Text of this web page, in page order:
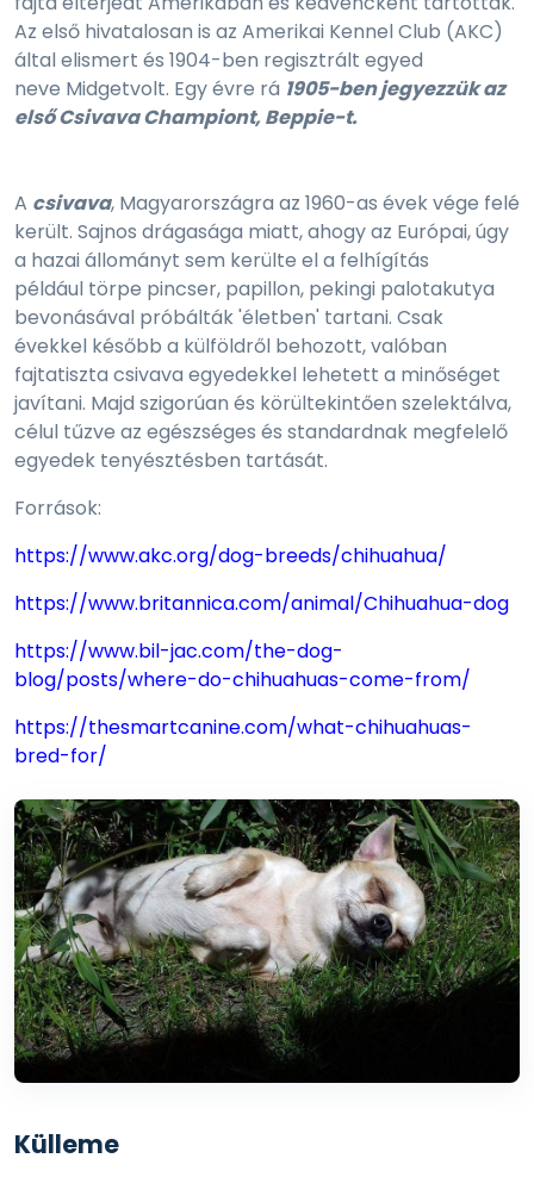
Az első hivatalosan is az Amerikai Kennel Club (AKC)
által elismert és 1904-ben regisztrált egyed
neve Midgetvolt. Egy évre rá 1905-ben jegyezzük az
első Csivava Championt, Beppie-t.
A csivava, Magyarországra az 1960-as évek vége felé
került. Sajnos drágasága miatt, ahogy az Európai, úgy
a hazai állományt sem kerülte el a felhígítás
például törpe pincser, papillon, pekingi palotakutya
bevonásával próbálták 'életben' tartani. Csak
évekkel később a külföldről behozott, valóban
fajtatiszta csivava egyedekkel lehetett a minőséget
javítani. Majd szigorúan és körültekintően szelektálva,
célul tűzve az egészséges és standardnak megfelelő
egyedek tenyésztésben tartását.
Források:
https://www.akc.org/dog-breeds/chihuahua/
https://www.britannica.com/animal/Chihuahua-dog
https://www.bil-jac.com/the-dog-
blog/posts/where-do-chihuahuas-come-from/
https://thesmartcanine.com/what-chihuahuas-
bred-for/
Külleme